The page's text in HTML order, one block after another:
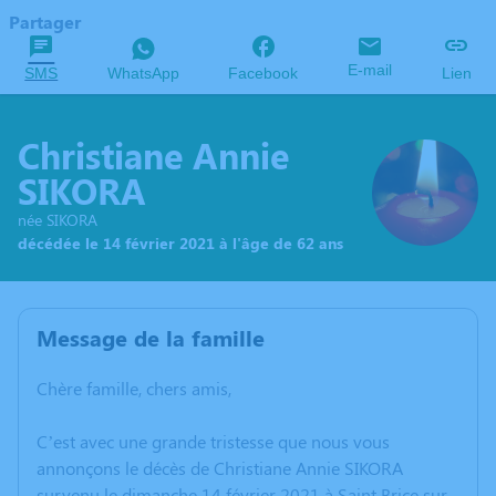
Partager
SMS WhatsApp Facebook E-mail Lien
Christiane Annie
SIKORA
née SIKORA
décédée le 14 février 2021 à l'âge de 62 ans
Message de la famille
Chère famille, chers amis,
C’est avec une grande tristesse que nous vous
annonçons le décès de Christiane Annie SIKORA